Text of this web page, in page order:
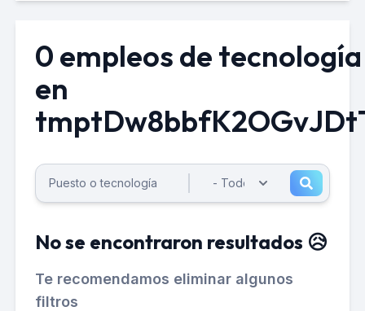
0 empleos de tecnología
en
No se encontraron resultados 😥
Te recomendamos eliminar algunos
filtros